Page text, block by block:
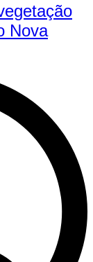
Nova